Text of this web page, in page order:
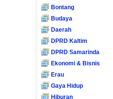
Bontang
Budaya
Daerah
DPRD Kaltim
DPRD Samarinda
Ekonomi & Bisnis
Erau
Gaya Hidup
Hiburan